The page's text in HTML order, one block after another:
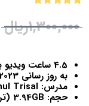
از 5
در
1,300,000ریال
4.5 ساعت ویدیو با زیرنویس انگلیسی و کیفیت 1080
به روز رسانی 3/2023 تهیه شده رسمی یودمی ایران
مدرس: Rahul Trisal
حجم: 3.94GB (ترافیک داخلی)